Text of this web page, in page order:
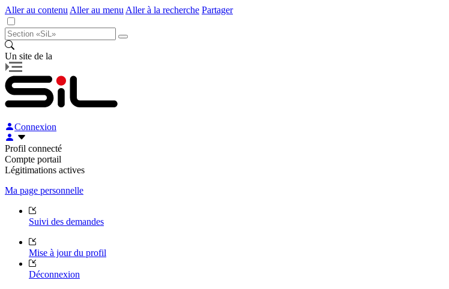
Aller au contenu Aller au menu Aller à la recherche Partager
Un site de la
Connexion
Profil connecté
Compte portail
Légitimations actives
Ma page personnelle
Suivi des demandes
Mise à jour du profil
Déconnexion